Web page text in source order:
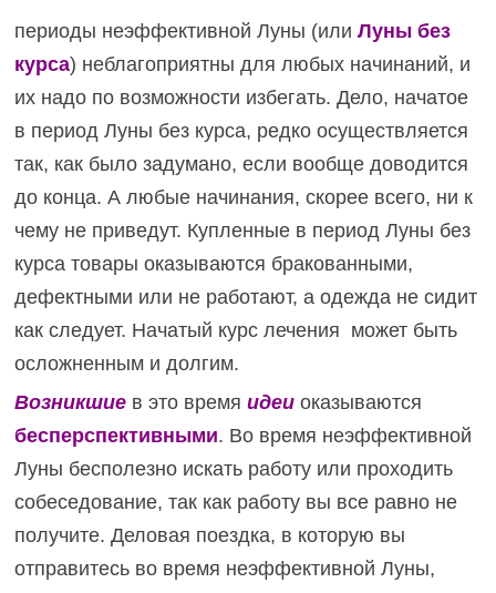
периоды неэффективной Луны (или Луны без
курса) неблагоприятны для любых начинаний, и
их надо по возможности избегать. Дело, начатое
в период Луны без курса, редко осуществляется
так, как было задумано, если вообще доводится
до конца. А любые начинания, скорее всего, ни к
чему не приведут. Купленные в период Луны без
курса товары оказываются бракованными,
дефектными или не работают, а одежда не сидит
как следует. Начатый курс лечения может быть
осложненным и долгим.
Возникшие в это время идеиоказываются
бесперспективными. Во время неэффективной
Луны бесполезно искать работу или проходить
собеседование, так как работу вы все равно не
получите. Деловая поездка, в которую вы
отправитесь во время неэффективной Луны,